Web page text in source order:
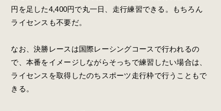
円を足した4,400円で丸一日、走行練習できる。もちろん
ライセンスも不要だ。
なお、決勝レースは国際レーシングコースで行われるの
で、本番をイメージしながらそっちで練習したい場合は、
ライセンスを取得したのちスポーツ走行枠で行うこともで
きる。